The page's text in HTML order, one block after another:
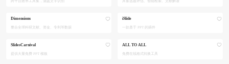
跨平台效率工具集，涵盖文字识别 具备选题评估、智能检索、文献解读
Dimensions
整合全球科研文献、资金、专利等数据
iSlide
一款基于 PPT 的插件
SlidesCarnival
提供大量免费 PPT 模板
ALL TO ALL
免费在线格式转换工具